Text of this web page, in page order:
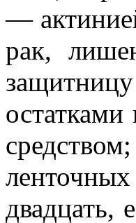
—
рак,
защитницу
двадцать,